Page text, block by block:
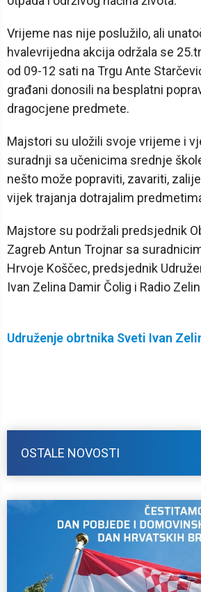
Vrijeme nas nije poslužilo, ali
hvalevrijedna akcija održala se
od 09-12 sati na Trgu Ante
građani donosili na besplatni
dragocjene predmete.
Majstori su uložili svoje vrijeme i
suradnji sa učenicima srednje
nešto može popraviti, zavariti,
vijek trajanja dotrajalim
Majstore su podržali predsjednik
Zagreb Antun Trojnar sa
Hrvoje Koščec, predsjednik
Ivan Zelina Damir Čolig i Radio
Udruženje obrtnika Sveti Ivan
OSTALE NOVOSTI